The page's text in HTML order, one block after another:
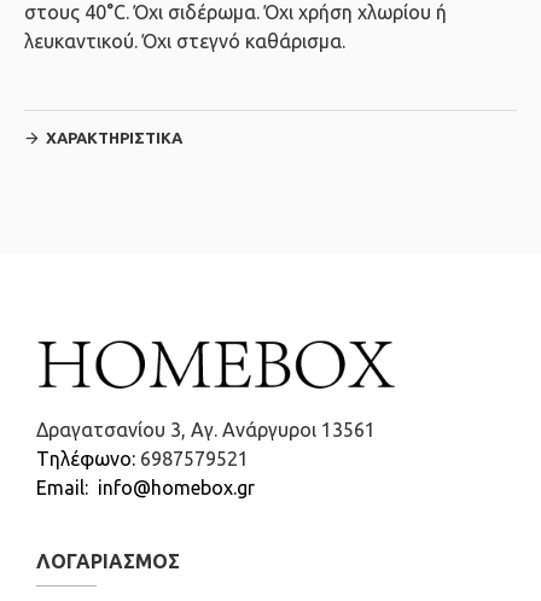
στους 40°C. Όχι σιδέρωμα. Όχι χρήση χλωρίου ή
λευκαντικού. Όχι στεγνό καθάρισμα.
ΧΑΡΑΚΤΗΡΙΣΤΙΚΆ
Δραγατσανίου 3, Αγ. Ανάργυροι 13561
Tηλέφωνο: 6987579521
Email: info@homebox.gr
ΛΟΓΑΡΙΑΣΜΌΣ